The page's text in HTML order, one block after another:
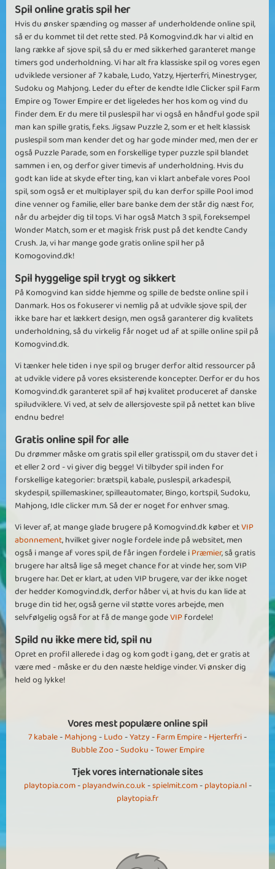
Spil online gratis spil her
Hvis du ønsker spænding og masser af underholdende online spil,
så er du kommet til det rette sted. På Komogvind.dk har vi altid en
lang række af sjove spil, så du er med sikkerhed garanteret mange
timers god underholdning. Vi har alt fra klassiske spil og vores egen
udviklede versioner af 7 kabale, Ludo, Yatzy, Hjerterfri, Minestryger,
Sudoku og Mahjong. Leder du efter de kendte Idle Clicker spil Farm
Empire og Tower Empire er det ligeledes her hos kom og vind du
finder dem. Er du mere til puslespil har vi også en håndful gode spil
man kan spille gratis, f.eks. Jigsaw Puzzle 2, som er et helt klassisk
puslespil som man kender det og har gode minder med, men der er
også Puzzle Parade, som en forskellige typer puzzle spil blandet
sammen i en, og derfor giver timevis af underholdning. Hvis du
godt kan lide at skyde efter ting, kan vi klart anbefale vores Pool
spil, som også er et multiplayer spil, du kan derfor spille Pool imod
dine venner og familie, eller bare banke dem der står dig næst for,
når du arbejder dig til tops. Vi har også Match 3 spil, foreksempel
Wonder Match, som er et magisk frisk pust på det kendte Candy
Crush. Ja, vi har mange gode gratis online spil her på
Komogovind.dk!
Spil hyggelige spil trygt og sikkert
På Komogvind kan sidde hjemme og spille de bedste online spil i
Danmark. Hos os fokuserer vi nemlig på at udvikle sjove spil, der
ikke bare har et lækkert design, men også garanterer dig kvalitets
underholdning, så du virkelig får noget ud af at spille online spil på
Komogvind.dk.
Vi tænker hele tiden i nye spil og bruger derfor altid ressourcer på
at udvikle videre på vores eksisterende koncepter. Derfor er du hos
Komogvind.dk garanteret spil af høj kvalitet produceret af danske
spiludviklere. Vi ved, at selv de allersjoveste spil på nettet kan blive
endnu bedre!
Gratis online spil for alle
Du drømmer måske om gratis spil eller gratisspil, om du staver det i
et eller 2 ord - vi giver dig begge! Vi tilbyder spil inden for
forskellige kategorier: brætspil, kabale, puslespil, arkadespil,
skydespil, spillemaskiner, spilleautomater, Bingo, kortspil, Sudoku,
Mahjong, Idle clicker m.m. Så der er noget for enhver smag.
Vi lever af, at mange glade brugere på Komogvind.dk køber etVIP
abonnement, hvilket giver nogle fordele inde på websitet, men
også i mange af vores spil, de får ingen fordele iPræmier, så gratis
brugere har altså lige så meget chance for at vinde her, som VIP
brugere har. Det er klart, at uden VIP brugere, var der ikke noget
der hedder Komogvind.dk, derfor håber vi, at hvis du kan lide at
bruge din tid her, også gerne vil støtte vores arbejde, men
selvfølgelig også for at få de mange godeVIPfordele!
Spild nu ikke mere tid, spil nu
Opret en profil allerede i dag og kom godt i gang, det er gratis at
være med - måske er du den næste heldige vinder. Vi ønsker dig
held og lykke!
Vores mest populære online spil
7 kabale-Mahjong-Ludo-Yatzy-Farm Empire-Hjerterfri-
Bubble Zoo-Sudoku-Tower Empire
Tjek vores internationale sites
playtopia.com-playandwin.co.uk-spielmit.com-playtopia.nl-
playtopia.fr